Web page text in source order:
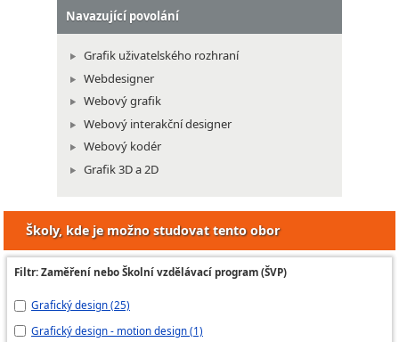
Navazující povolání
Grafik uživatelského rozhraní
Webdesigner
Webový grafik
Webový interakční designer
Webový kodér
Grafik 3D a 2D
Školy, kde je možno studovat tento obor
Filtr: Zaměření nebo Školní vzdělávací program (ŠVP)
Grafický design (25)
Grafický design - motion design (1)